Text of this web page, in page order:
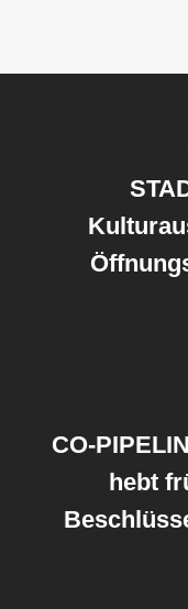
CO-
hebt